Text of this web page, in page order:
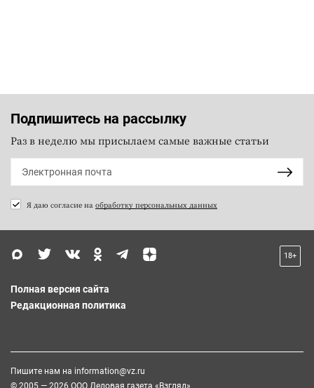
Подпишитесь на рассылку
Раз в неделю мы присылаем самые важные статьи
Я даю согласие на обработку персональных данных
18+
Полная версия сайта
Редакционная политика
Пишите нам на information@vz.ru
© 2005 — 2026 ООО Деловая газета «Взгляд»